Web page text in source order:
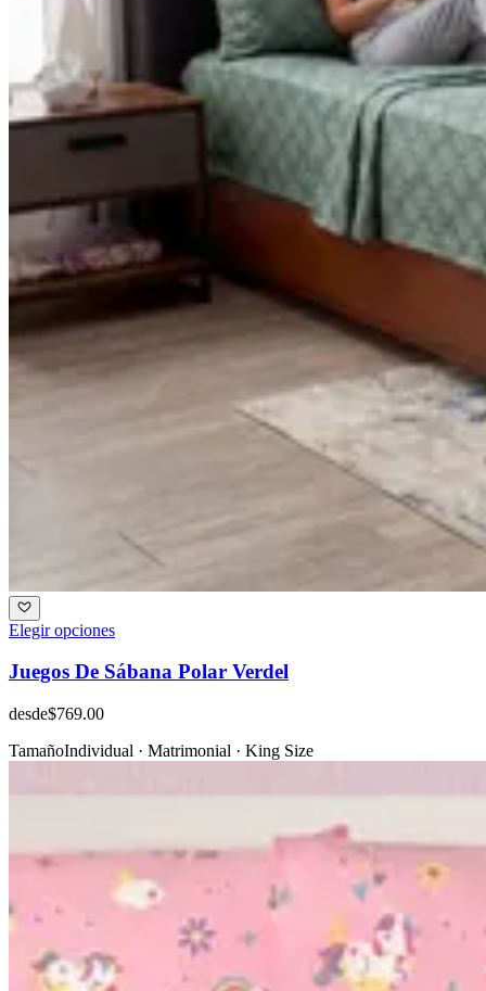
Elegir opciones
Juegos De Sábana Polar Verdel
desde$769.00
TamañoIndividual · Matrimonial · King Size